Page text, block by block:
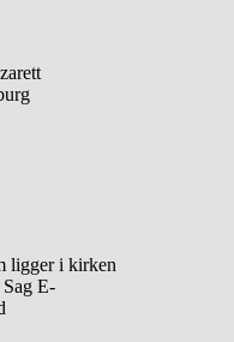
ligger i kirken
E-